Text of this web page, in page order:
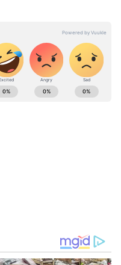
ಮೇಲೆ ಎಸೆದ ರೈತರು